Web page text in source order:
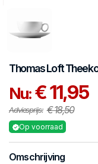
ThomasLoft
Nu:€ 11,95
Adviesprijs: € 18,50
Op voorraad
Omschrijving